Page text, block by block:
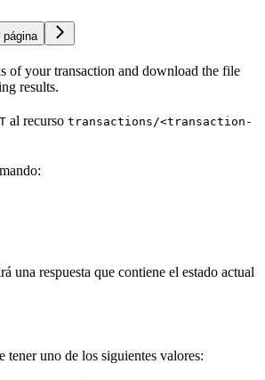
página
of your transaction and download the file
results.
al recurso transactions/<transaction-
una respuesta que contiene el estado actual
tener uno de los siguientes valores: